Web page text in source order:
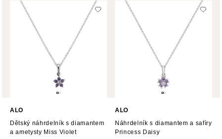
Halada OC Aupark, Bratislava
Einsteinova 18, 851 01 Bratislava
tel.: +421 917 090 891
dnes otevřeno od 10:00
ALO
Dětský náhrdelník s diamantem
a ametysty Miss Violet
ALO
Náhrdelník s diamantem a safíry
Princess Daisy